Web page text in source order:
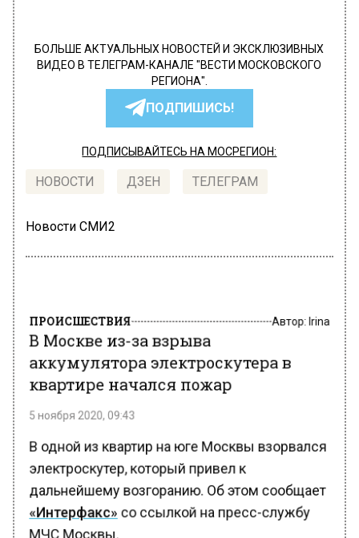
БОЛЬШЕ АКТУАЛЬНЫХ НОВОСТЕЙ И ЭКСКЛЮЗИВНЫХ
ВИДЕО В ТЕЛЕГРАМ-КАНАЛЕ "ВЕСТИ МОСКОВСКОГО
РЕГИОНА".
ПОДПИШИСЬ!
ПОДПИСЫВАЙТЕСЬ НА МОСРЕГИОН:
НОВОСТИ ДЗЕН ТЕЛЕГРАМ
Новости СМИ2
В Москве из-за взрыва
аккумулятора электроскутера в
квартире начался пожар
В одной из квартир на юге Москвы взорвался
электроскутер, который привел к
дальнейшему возгоранию. Об этом сообщает
«Интерфакс»
со ссылкой на пресс-службу
МЧС Москвы.